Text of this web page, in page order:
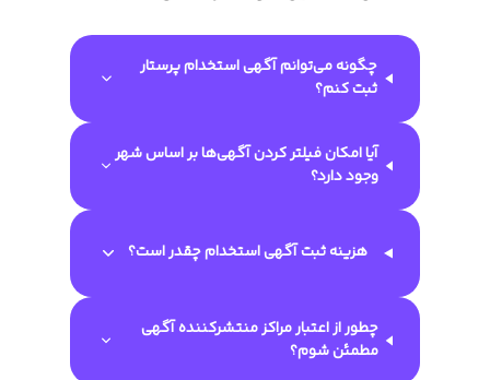
چگونه می‌توانم آگهی استخدام پرستار
ثبت کنم؟
آیا امکان فیلتر کردن آگهی‌ها بر اساس شهر
وجود دارد؟
هزینه ثبت آگهی استخدام چقدر است؟
چطور از اعتبار مراکز منتشرکننده آگهی
مطمئن شوم؟